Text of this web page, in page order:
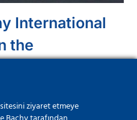
International
the
ziyaret etmeye